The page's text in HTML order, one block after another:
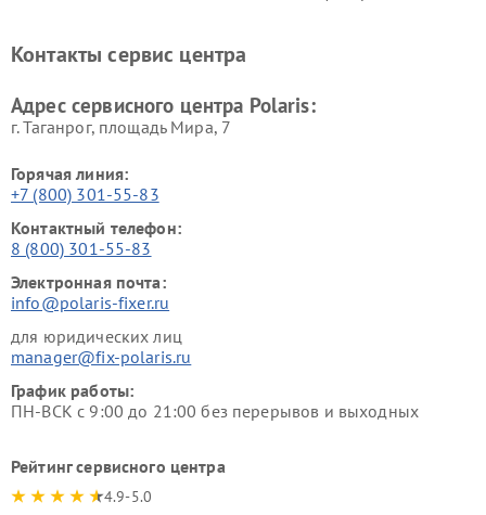
Контакты сервис центра
Адрес сервисного центра Polaris:
г. Таганрог, площадь Мира, 7
Горячая линия:
+7 (800) 301-55-83
Контактный телефон:
8 (800) 301-55-83
Электронная почта:
info@polaris-fixer.ru
для юридических лиц
manager@fix-polaris.ru
График работы:
ПН-ВСК с 9:00 до 21:00 без перерывов и выходных
Рейтинг сервисного центра
4.9-5.0